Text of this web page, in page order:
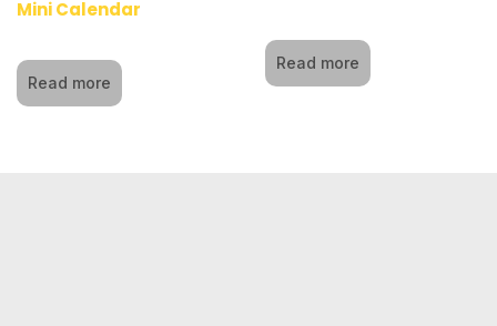
Mini Calendar
Read more
Read more